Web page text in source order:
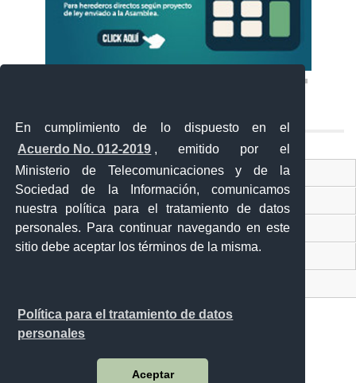
En cumplimiento de lo dispuesto en el
Acuerdo No. 012-2019 , emitido por el
Ministerio de Telecomunicaciones y de la
Sociedad de la Información, comunicamos
nuestra política para el tratamiento de datos
personales. Para continuar navegando en este
sitio debe aceptar los términos de la misma.
Política para el tratamiento de datos
personales
Aceptar
Ventanilla Única Virtual
Ventanilla Única de Comercio Exterior
Gobierno Abierto
Visor Ciudadano
Malecón y Aguirre